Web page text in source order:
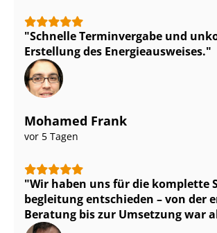
Schnelle Terminvergabe und
Erstellung des En­er­gie­aus­wei­ses.
Mohamed Frank
vor 5 Tagen
Wir haben uns für die komplette
be­glei­tung entschieden – von der
Beratung bis zur Umsetzung war